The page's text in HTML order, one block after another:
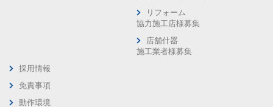
リフォーム
協力施工店様募集
店舗什器
施工業者様募集
採用情報
免責事項
動作環境